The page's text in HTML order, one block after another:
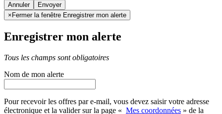
Annuler
× Fermer la fenêtre Enregistrer mon alerte
Enregistrer mon alerte
Tous les champs sont obligatoires
Nom de mon alerte
Pour recevoir les offres par e-mail, vous devez saisir votre adresse
électronique et la valider sur la page « Mes coordonnées » de la